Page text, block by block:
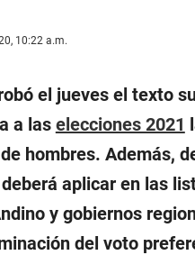
10:22 a.m.
el jueves el texto
a las elecciones 2021
hombres. Además,
aplicar en las
y gobiernos
del voto